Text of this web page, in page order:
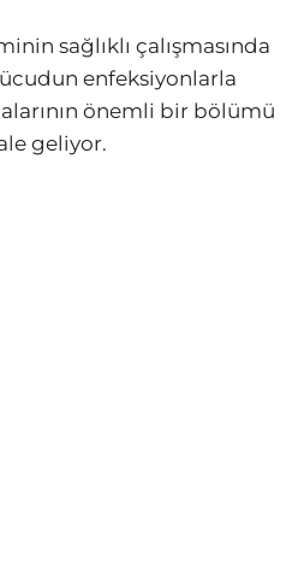
sağlıklı çalışmasında
enfeksiyonlarla
önemli bir bölümü
geliyor.